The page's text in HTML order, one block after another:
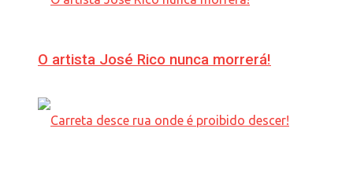
O artista José Rico nunca morrerá!